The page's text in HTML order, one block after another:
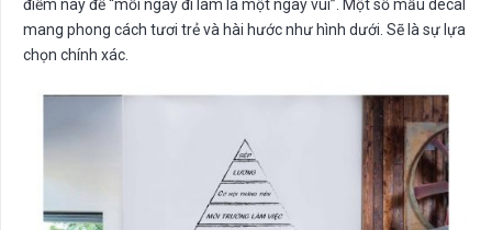
điểm này để “mỗi ngày đi làm là một ngày vui”. Một số mẫu decal
mang phong cách tươi trẻ và hài hước như hình dưới. Sẽ là sự lựa
chọn chính xác.